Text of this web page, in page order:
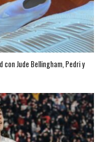
Jude Bellingham, Pedri y